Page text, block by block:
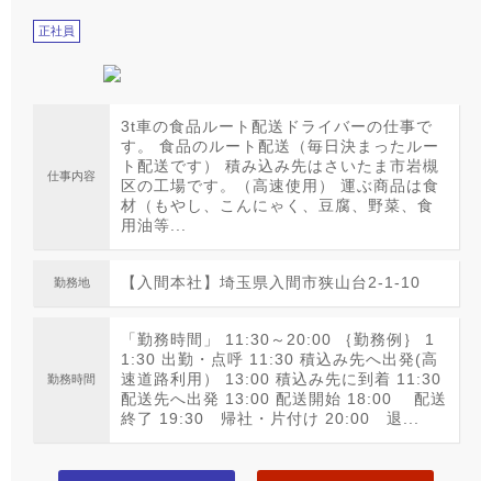
正社員
仕事内容
3t車の食品ルート配送ドライバーの仕事で
す。 食品のルート配送（毎日決まったルー
ト配送です） 積み込み先はさいたま市岩槻
区の工場です。（高速使用） 運ぶ商品は食
材（もやし、こんにゃく、豆腐、野菜、食
用油等...
勤務地 【入間本社】埼玉県入間市狭山台2-1-10
勤務時間
「勤務時間」 11:30～20:00 ｛勤務例｝ 1
1:30 出勤・点呼 11:30 積込み先へ出発(高
速道路利用） 13:00 積込み先に到着 11:30
配送先へ出発 13:00 配送開始 18:00 配送
終了 19:30 帰社・片付け 20:00 退...